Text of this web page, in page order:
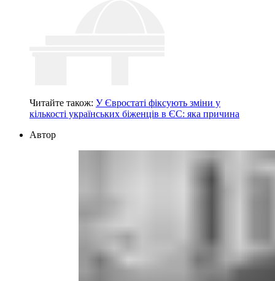
Читайте також: У Євростаті фіксують зміни у
кількості українських біженців в ЄС: яка причина
Автор